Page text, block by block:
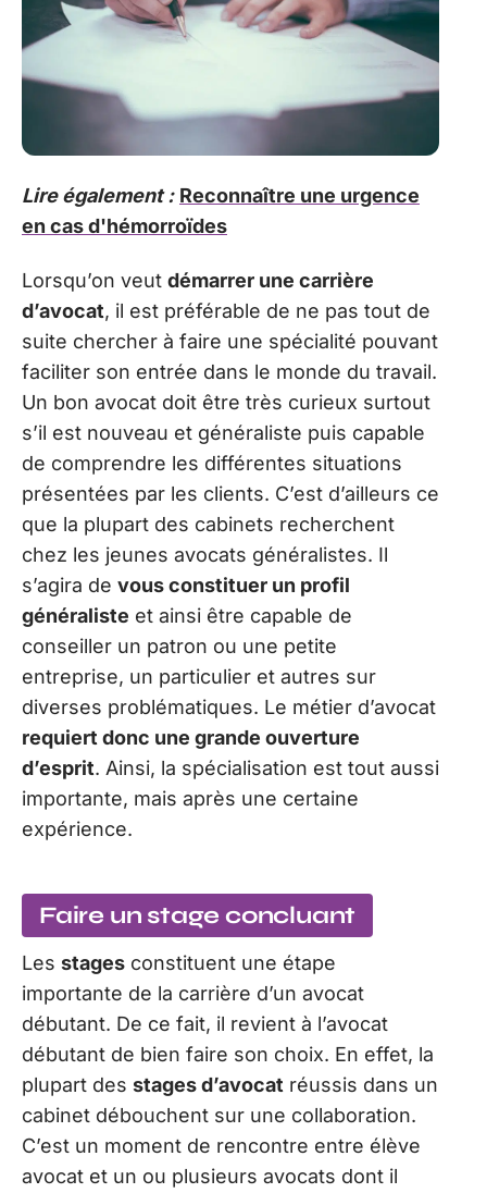
Lire également : Reconnaître une urgence
en cas d'hémorroïdes
Lorsqu’on veut démarrer une carrière
d’avocat, il est préférable de ne pas tout de
suite chercher à faire une spécialité pouvant
faciliter son entrée dans le monde du travail.
Un bon avocat doit être très curieux surtout
s’il est nouveau et généraliste puis capable
de comprendre les différentes situations
présentées par les clients. C’est d’ailleurs ce
que la plupart des cabinets recherchent
chez les jeunes avocats généralistes. Il
s’agira de vous constituer un profil
généraliste et ainsi être capable de
conseiller un patron ou une petite
entreprise, un particulier et autres sur
diverses problématiques. Le métier d’avocat
requiert donc une grande ouverture
d’esprit. Ainsi, la spécialisation est tout aussi
importante, mais après une certaine
expérience.
Faire un stage concluant
Les stages constituent une étape
importante de la carrière d’un avocat
débutant. De ce fait, il revient à l’avocat
débutant de bien faire son choix. En effet, la
plupart des stages d’avocat réussis dans un
cabinet débouchent sur une collaboration.
C’est un moment de rencontre entre élève
avocat et un ou plusieurs avocats dont il